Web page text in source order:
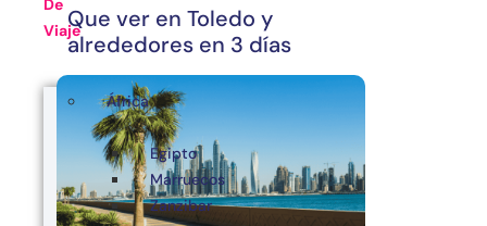
Que ver en Toledo y
alrededores en 3 días
De
Viaje
África
Egipto
Marruecos
Zanzibar